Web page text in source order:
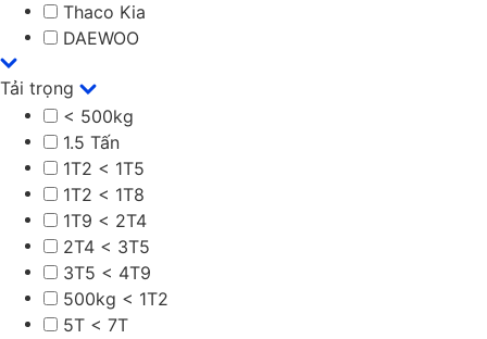
Thaco Kia
DAEWOO
Tải trọng
< 500kg
1.5 Tấn
1T2 < 1T5
1T2 < 1T8
1T9 < 2T4
2T4 < 3T5
3T5 < 4T9
500kg < 1T2
5T < 7T